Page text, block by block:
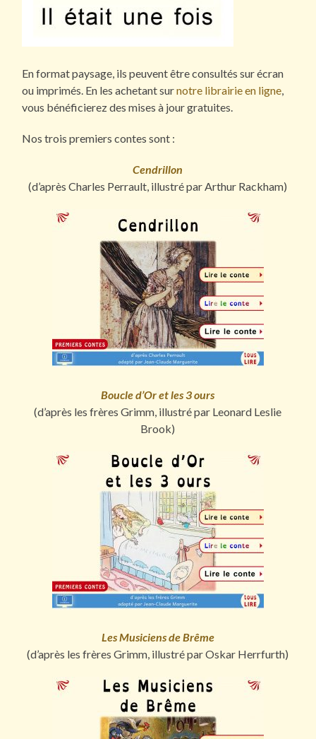
En format paysage, ils peuvent être consultés sur écran
ou imprimés. En les achetant surnotre librairie en ligne
vous bénéficierez des mises à jour gratuites.
Nos trois premiers contes sont :
Cendrillon
(d’après Charles Perrault, illustré par Arthur Rackham)
Boucle d’Or et les 3 ours
(d’après les frères Grimm, illustré par Leonard Leslie
Brook)
Les Musiciens de Brême
(d’après les frères Grimm, illustré par Oskar Herrfurth)